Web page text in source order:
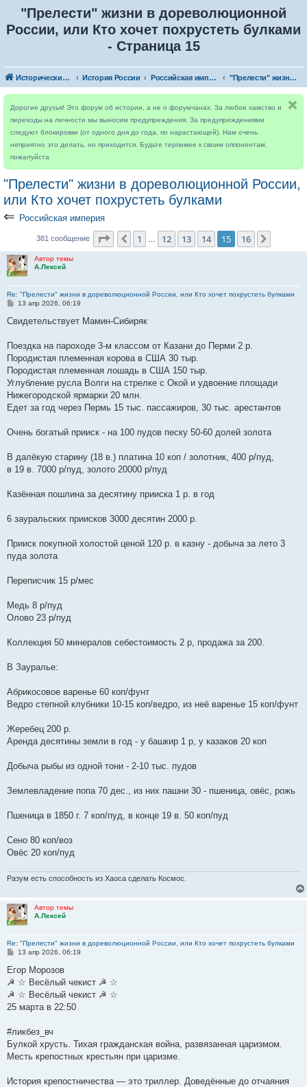
"Прелести" жизни в дореволюционной
России, или Кто хочет похрустеть булками
- Страница 15
Исторический форум История России Российская империя "Прелести" жизни в дореволюционной России, или Кто хочет похрустеть булками
Дорогие друзья! Это форум об истории, а не о форумчанах. За любое хамство и
переходы на личности мы выносим предупреждения. За предупреждениями
следуют блокировки (от одного дня до года, по нарастающей). Нам очень
неприятно это делать, но приходится. Будьте терпимее к своим оппонентам,
пожалуйста
"Прелести" жизни в дореволюционной России,
или Кто хочет похрустеть булками
⇐ Российская империя
381 сообщение Страница 15из 16
Пред.
1 12 13 14 15 16
Автор темы
А.Лексей
Re: "Прелести" жизни в дореволюционной России, или Кто хочет похрустеть булками
С
о
е
и
е
13 апр 2026, 06:19
Свидетельствует Мамин-Сибиряк
Поездка на пароходе 3-м классом от Казани до Перми 2 р.
Породистая племенная корова в США 30 тыр.
Породистая племенная лошадь в США 150 тыр.
Углубление русла Волги на стрелке с Окой и удвоение площади
Нижегородской ярмарки 20 млн.
Едет за год через Пермь 15 тыс. пассажиров, 30 тыс. арестантов
Очень богатый прииск - на 100 пудов песку 50-60 долей золота
В далёкую старину (18 в.) платина 10 коп / золотник, 400 р/пуд,
в 19 в. 7000 р/пуд, золото 20000 р/пуд
Казённая пошлина за десятину прииска 1 р. в год
6 зауральских приисков 3000 десятин 2000 р.
Прииск покупной холостой ценой 120 р. в казну - добыча за лето 3
пуда золота
Переписчик 15 р/мес
Медь 8 р/пуд
Олово 23 р/пуд
Коллекция 50 минералов себестоимость 2 р, продажа за 200.
В Зауралье:
Абрикосовое варенье 60 коп/фунт
Ведро степной клубники 10-15 коп/ведро, из неё варенье 15 коп/фунт
Жеребец 200 р.
Аренда десятины земли в год - у башкир 1 р, у казаков 20 коп
Добыча рыбы из одной тони - 2-10 тыс. пудов
Землевладение попа 70 дес., из них пашни 30 - пшеница, овёс, рожь
Пшеница в 1850 г. 7 коп/пуд, в конце 19 в. 50 коп/пуд
Сено 80 коп/воз
Овёс 20 коп/пуд
Разум есть способность из Хаоса сделать Космос.
Автор темы
А.Лексей
Re: "Прелести" жизни в дореволюционной России, или Кто хочет похрустеть булками
С
о
щ
е
и
13 апр 2026, 06:19
Егор Морозов
☭ ☆ Весёлый чекист ☭ ☆
☭ ☆ Весёлый чекист ☭ ☆
25 марта в 22:50
#ликбез_вч
Булкой хрусть. Тихая гражданская война, развязанная царизмом.
Месть крепостных крестьян при царизме.
История крепостничества — это триллер. Доведённые до отчаяния